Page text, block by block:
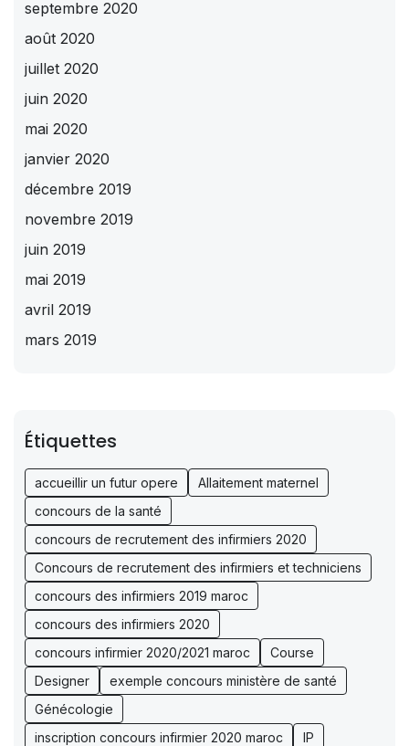
septembre 2020
août 2020
juillet 2020
juin 2020
mai 2020
janvier 2020
décembre 2019
novembre 2019
juin 2019
mai 2019
avril 2019
mars 2019
Étiquettes
accueillir un futur opere
Allaitement maternel
concours de la santé
concours de recrutement des infirmiers 2020
Concours de recrutement des infirmiers et techniciens
concours des infirmiers 2019 maroc
concours des infirmiers 2020
concours infirmier 2020/2021 maroc
Course
Designer
exemple concours ministère de santé
Génécologie
inscription concours infirmier 2020 maroc
IP